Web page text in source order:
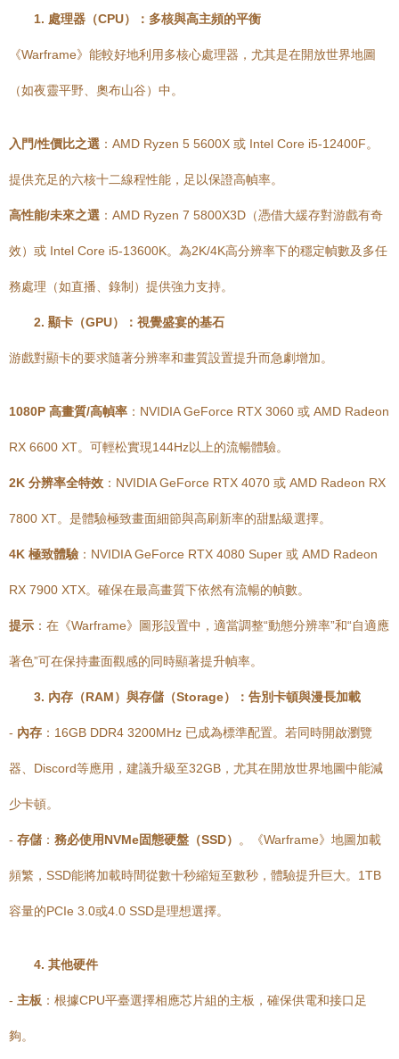
1. 處理器（CPU）：多核與高主頻的平衡
《Warframe》能較好地利用多核心處理器，尤其是在開放世界地圖
（如夜靈平野、奧布山谷）中。
入門/性價比之選 ：AMD Ryzen 5 5600X 或 Intel Core i5-12400F。
提供充足的六核十二線程性能，足以保證高幀率。
高性能/未來之選 ：AMD Ryzen 7 5800X3D（憑借大緩存對游戲有奇
效）或 Intel Core i5-13600K。為2K/4K高分辨率下的穩定幀數及多任
務處理（如直播、錄制）提供強力支持。
2. 顯卡（GPU）：視覺盛宴的基石
游戲對顯卡的要求隨著分辨率和畫質設置提升而急劇增加。
1080P 高畫質/高幀率 ：NVIDIA GeForce RTX 3060 或 AMD Radeon
RX 6600 XT。可輕松實現144Hz以上的流暢體驗。
2K 分辨率全特效 ：NVIDIA GeForce RTX 4070 或 AMD Radeon RX
7800 XT。是體驗極致畫面細節與高刷新率的甜點級選擇。
4K 極致體驗 ：NVIDIA GeForce RTX 4080 Super 或 AMD Radeon
RX 7900 XTX。確保在最高畫質下依然有流暢的幀數。
提示 ：在《Warframe》圖形設置中，適當調整“動態分辨率”和“自適應
著色”可在保持畫面觀感的同時顯著提升幀率。
3. 內存（RAM）與存儲（Storage）：告別卡頓與漫長加載
- 內存 ：16GB DDR4 3200MHz 已成為標準配置。若同時開啟瀏覽
器、Discord等應用，建議升級至32GB，尤其在開放世界地圖中能減
少卡頓。
- 存儲 ： 務必使用NVMe固態硬盤（SSD） 。《Warframe》地圖加載
頻繁，SSD能將加載時間從數十秒縮短至數秒，體驗提升巨大。1TB
容量的PCIe 3.0或4.0 SSD是理想選擇。
4. 其他硬件
- 主板 ：根據CPU平臺選擇相應芯片組的主板，確保供電和接口足
夠。